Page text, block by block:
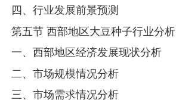
四、行业发展前景预测
第五节 西部地区大豆种子行业分析
一、西部地区经济发展现状分析
二、市场规模情况分析
三、市场需求情况分析